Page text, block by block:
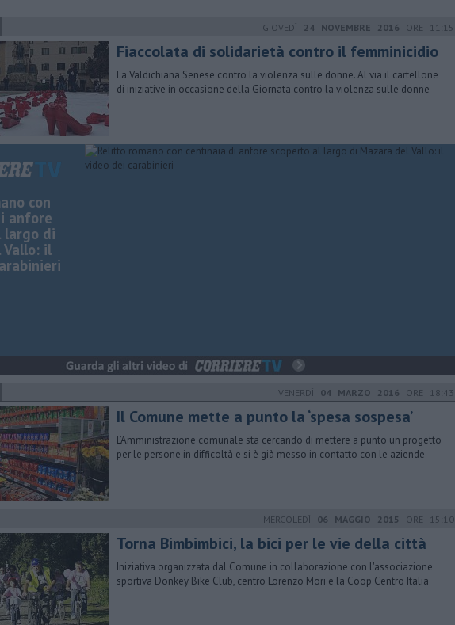
GIOVEDÌ 24 NOVEMBRE 2016 ORE 11:15
Fiaccolata di solidarietà contro il femminicidio
La Valdichiana Senese contro la violenza sulle donne. Al via il cartellone
di iniziative in occasione della Giornata contro la violenza sulle donne
con
anfore
largo di
Vallo: il
VENERDÌ 04 MARZO 2016 ORE 18:43
Il Comune mette a punto la ‘spesa sospesa’
L’Amministrazione comunale sta cercando di mettere a punto un progetto
per le persone in difficoltà e si è già messo in contatto con le aziende
MERCOLEDÌ 06 MAGGIO 2015 ORE 15:10
Torna Bimbimbici, la bici per le vie della città
Iniziativa organizzata dal Comune in collaborazione con l'associazione
sportiva Donkey Bike Club, centro Lorenzo Mori e la Coop Centro Italia